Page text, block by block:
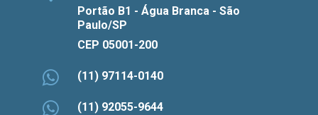
Portão B1 - Água Branca - São
Paulo/SP
CEP 05001-200
(11) 97114-0140
(11) 92055-9644